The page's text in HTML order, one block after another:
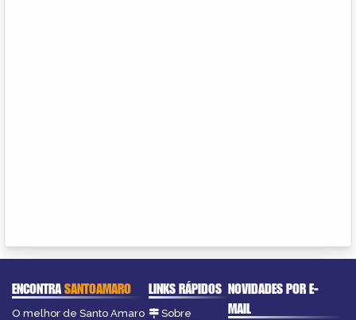
ENCONTRASANTOAMARO
O melhor de Santo Amaro
LINKS RÁPIDOS
Sobre
NOVIDADES POR E-
MAIL